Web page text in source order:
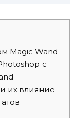
Magic Wand
с
их влияние